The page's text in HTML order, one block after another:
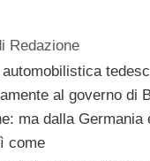
Redazione
al governo di
ma dalla Germania
come